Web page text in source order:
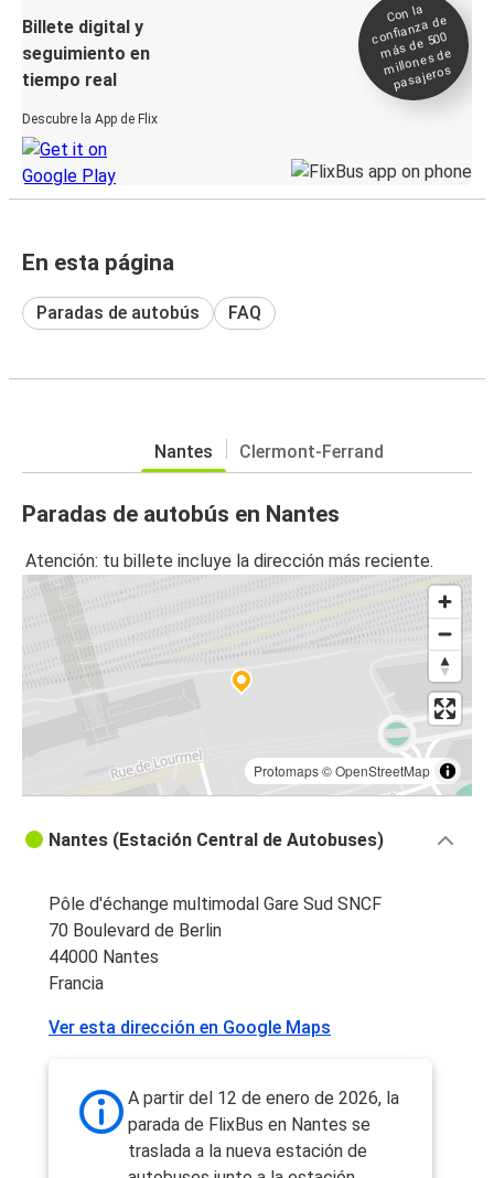
Billete digital y
seguimiento en
tiempo real
Descubre la App de Flix
Con la
confianza de
más de 500
millones de
pasajeros
En esta página
Paradas de autobús FAQ
Nantes Clermont-Ferrand
Paradas de autobús en Nantes
Atención: tu billete incluye la dirección más reciente.
Protomaps©OpenStreetMap
Nantes (Estación Central de Autobuses)
Pôle d'échange multimodal Gare Sud SNCF
70 Boulevard de Berlin
44000 Nantes
Francia
Ver esta dirección en Google Maps
A partir del 12 de enero de 2026, la
parada de FlixBus en Nantes se
traslada a la nueva estación de